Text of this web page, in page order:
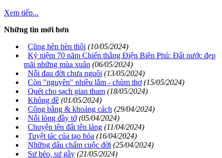
Xem tiếp...
Những tin mới hơn
Cũng hèn hèn thôi (10/05/2024)
Kỷ niệm 70 năm Chiến thắng Điện Biên Phủ: Đất nước đẹp
mãi những mùa xuân (06/05/2024)
Nỗi đau đời chưa nguôi (13/05/2024)
Còn "nguyên" nhiều lắm - chùm thơ (15/05/2024)
Quét cho sạch gian tham (18/05/2024)
Không đề (01/05/2024)
Công bằng & khoảng cách (29/04/2024)
Nỗi lòng đầy tớ (05/04/2024)
Chuyện tên đất tên làng (11/04/2024)
Tuyệt tác của tạo hóa (16/04/2024)
Những dấu chấm cuộc đời (25/04/2024)
Sư béo, sư gầy (21/05/2024)